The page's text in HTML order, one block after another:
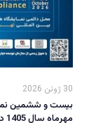
30 ژوئن 2026
مهرماه سال 1405 در محل دائمی نمایشگاه های بین المللی تهران